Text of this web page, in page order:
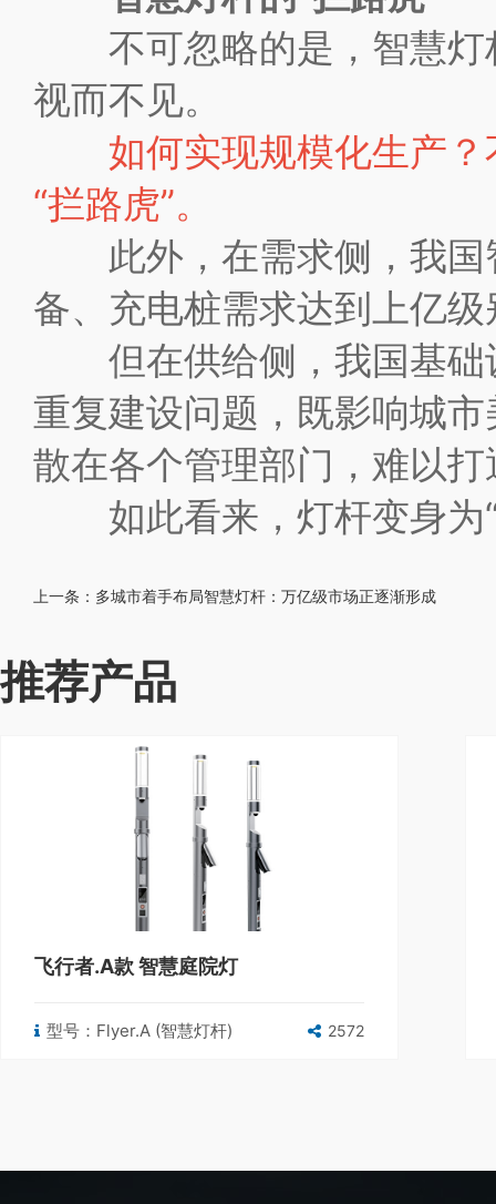
不可忽略的是，智慧灯
视而不见。
如何实现规模化生产
“拦路虎”。
此外，在需求侧，我国
备、充电桩需求达到上亿
但在供给侧，我国基础
重复建设问题，既影响城
散在各个管理部门，难以
如此看来，灯杆变身为“
上一条： 多城市着手布局智慧灯杆：万亿级市场正逐渐形成
推荐产品
飞行者.A款 智慧庭院灯
型号：Flyer.A (智慧灯杆) 2572